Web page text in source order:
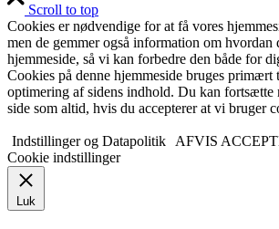
Årsrapporter
Årsrapport 2018
Scroll to top
Cookies er nødvendige for at få vores
men de gemmer også information om hvordan
hjemmeside, så vi kan forbedre den både for
Cookies på denne hjemmeside bruges
optimering af sidens indhold. Du kan fortsætte
side som altid, hvis du accepterer at vi bruger
Indstillinger og Datapolitik AFVIS
Cookie indstillinger
Luk